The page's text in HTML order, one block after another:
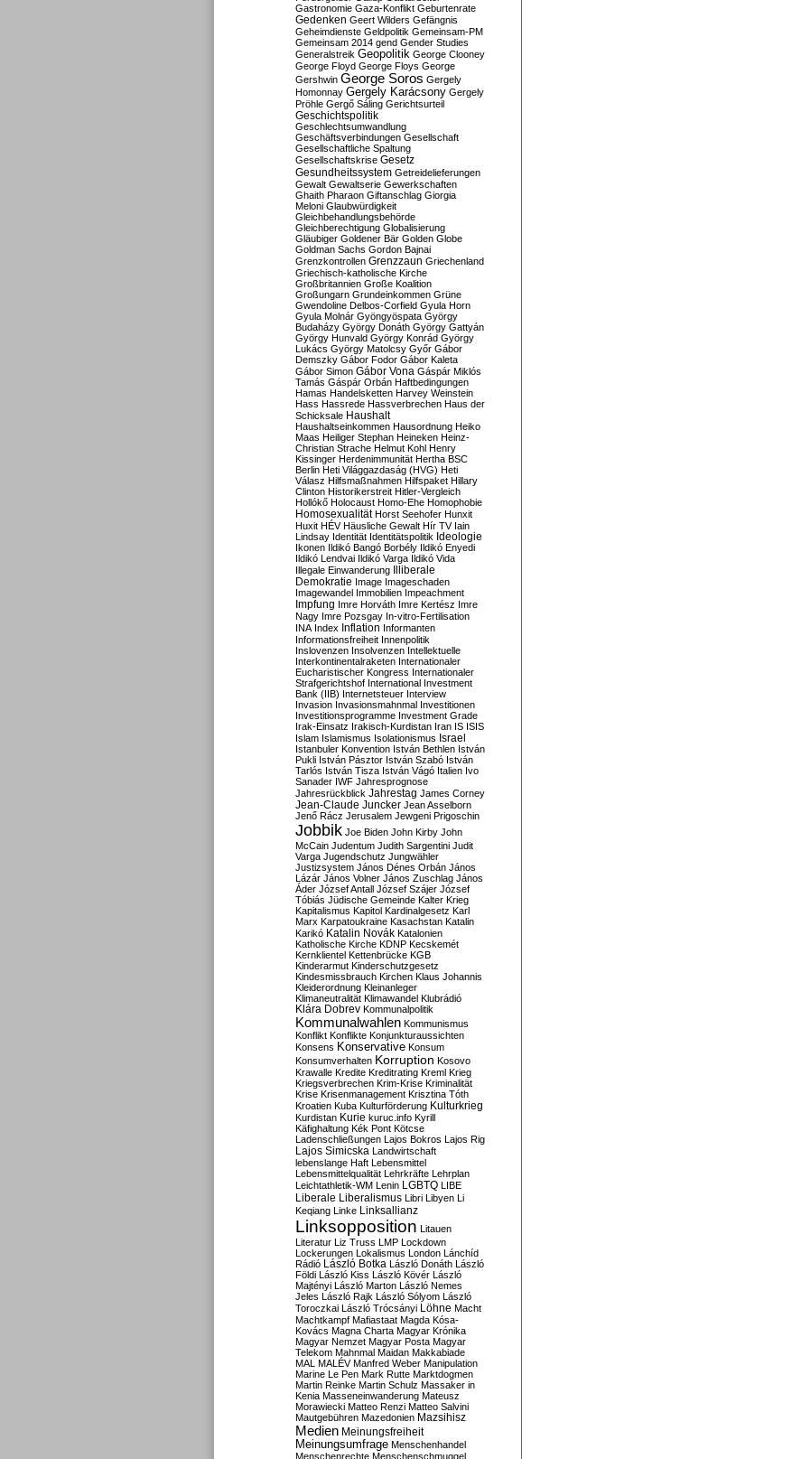
Gastronomie Gaza-Konflikt Geburtenrate
Gedenken Geert Wilders Gefängnis
Geheimdienste Geldpolitik Gemeinsam-PM
Gemeinsam 2014 gend Gender Studies
Generalstreik Geopolitik George Clooney
George Floyd George Floys George
Gershwin George Soros Gergely
Homonnay Gergely Karácsony Gergely
Pröhle Gergő Sáling Gerichtsurteil
Geschichtspolitik
Geschlechtsumwandlung
Geschäftsverbindungen Gesellschaft
Gesellschaftliche Spaltung
Gesellschaftskrise Gesetz
Gesundheitssystem Getreidelieferungen
Gewalt Gewaltserie Gewerkschaften
Ghaith Pharaon Giftanschlag Giorgia
Meloni Glaubwürdigkeit
Gleichbehandlungsbehörde
Gleichberechtigung Globalisierung
Gläubiger Goldener Bär Golden Globe
Goldman Sachs Gordon Bajnai
Grenzkontrollen Grenzzaun Griechenland
Griechisch-katholische Kirche
Großbritannien Große Koalition
Großungarn Grundeinkommen Grüne
Gwendoline Delbos-Corfield Gyula Horn
Gyula Molnár Gyöngyöspata György
Budaházy György Donáth György Gattyán
György Hunvald György Konrád György
Lukács György Matolcsy Győr Gábor
Demszky Gábor Fodor Gábor Kaleta
Gábor Simon Gábor Vona Gáspár Miklós
Tamás Gáspár Orbán Haftbedingungen
Hamas Handelsketten Harvey Weinstein
Hass Hassrede Hassverbrechen Haus der
Schicksale Haushalt
Haushaltseinkommen Hausordnung Heiko
Maas Heiliger Stephan Heineken Heinz-
Christian Strache Helmut Kohl Henry
Kissinger Herdenimmunität Hertha BSC
Berlin Heti Világgazdaság (HVG) Heti
Válasz Hilfsmaßnahmen Hilfspaket Hillary
Clinton Historikerstreit Hitler-Vergleich
Hollókő Holocaust Homo-Ehe Homophobie
Homosexualität Horst Seehofer Hunxit
Huxit HÉV Häusliche Gewalt Hír TV Iain
Lindsay Identität Identitätspolitik Ideologie
Ikonen Ildikó Bangó Borbély Ildikó Enyedi
Ildikó Lendvai Ildikó Varga Ildikó Vida
Illegale Einwanderung Illiberale
Demokratie Image Imageschaden
Imagewandel Immobilien Impeachment
Impfung Imre Horváth Imre Kertész Imre
Nagy Imre Pozsgay In-vitro-Fertilisation
INA Index Inflation Informanten
Informationsfreiheit Innenpolitik
Inslovenzen Insolvenzen Intellektuelle
Interkontinentalraketen Internationaler
Eucharistischer Kongress Internationaler
Strafgerichtshof International Investment
Bank (IIB) Internetsteuer Interview
Invasion Invasionsmahnmal Investitionen
Investitionsprogramme Investment Grade
Irak-Einsatz Irakisch-Kurdistan Iran IS ISIS
Islam Islamismus Isolationismus Israel
Istanbuler Konvention István Bethlen István
Pukli István Pásztor István Szabó István
Tarlós István Tisza István Vágó Italien Ivo
Sanader IWF Jahresprognose
Jahresrückblick Jahrestag James Corney
Jean-Claude Juncker Jean Asselborn
Jenő Rácz Jerusalem Jewgeni Prigoschin
Jobbik Joe Biden John Kirby John
McCain Judentum Judith Sargentini Judit
Varga Jugendschutz Jungwähler
Justizsystem János Dénes Orbán János
Lázár János Volner János Zuschlag János
Áder József Antall József Szájer József
Tóbiás Jüdische Gemeinde Kalter Krieg
Kapitalismus Kapitol Kardinalgesetz Karl
Marx Karpatoukraine Kasachstan Katalin
Karikó Katalin Novák Katalonien
Katholische Kirche KDNP Kecskemét
Kernklientel Kettenbrücke KGB
Kinderarmut Kinderschutzgesetz
Kindesmissbrauch Kirchen Klaus Johannis
Kleiderordnung Kleinanleger
Klimaneutralität Klimawandel Klubrádió
Klára Dobrev Kommunalpolitik
Kommunalwahlen Kommunismus
Konflikt Konflikte Konjunkturaussichten
Konsens Konservative Konsum
Konsumverhalten Korruption Kosovo
Krawalle Kredite Kreditrating Kreml Krieg
Kriegsverbrechen Krim-Krise Kriminalität
Krise Krisenmanagement Krisztina Tóth
Kroatien Kuba Kulturförderung Kulturkrieg
Kurdistan Kurie kuruc.info Kyrill
Käfighaltung Kék Pont Kötcse
Ladenschließungen Lajos Bokros Lajos Rig
Lajos Simicska Landwirtschaft
lebenslange Haft Lebensmittel
Lebensmittelqualität Lehrkräfte Lehrplan
Leichtathletik-WM Lenin LGBTQ LIBE
Liberale Liberalismus Libri Libyen Li
Keqiang Linke Linksallianz
Linksopposition Litauen
Literatur Liz Truss LMP Lockdown
Lockerungen Lokalismus London Lánchíd
Rádió
László Botka László Donáth László
Földi László Kiss László Kövér László
Majtényi László Marton László Nemes
Jeles László Rajk László Sólyom László
Toroczkai László Trócsányi Löhne Macht
Machtkampf Mafiastaat Magda Kósa-
Kovács Magna Charta Magyar Krónika
Magyar Nemzet Magyar Posta Magyar
Telekom Mahnmal Maidan Makkabiade
MAL MALÉV Manfred Weber Manipulation
Marine Le Pen Mark Rutte Marktdogmen
Martin Reinke Martin Schulz Massaker in
Kenia Masseneinwanderung Mateusz
Morawiecki Matteo Renzi Matteo Salvini
Mautgebühren Mazedonien Mazsihisz
Medien Meinungsfreiheit
Meinungsumfrage Menschenhandel
Menschenrechte Menschenschmuggel